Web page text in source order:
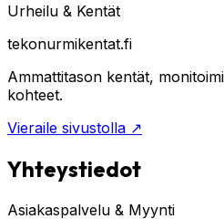
Urheilu & Kentät
tekonurmikentat.fi
Ammattitason kentät,
kohteet.
Vieraile sivustolla ↗
Yhteystiedot
Asiakaspalvelu & Myynti